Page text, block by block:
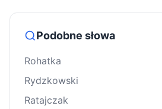
Podobne słowa
Rohatka
Rydzkowski
Ratajczak